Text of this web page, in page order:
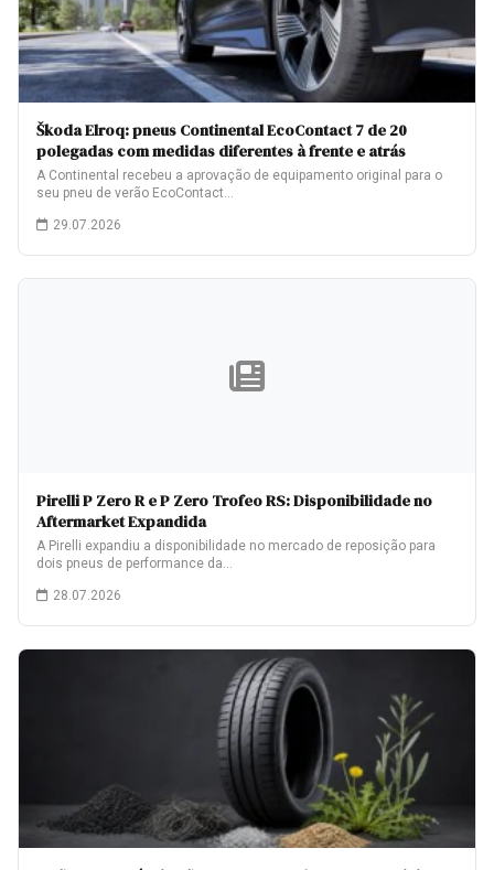
Škoda Elroq: pneus Continental EcoContact 7 de 20
polegadas com medidas diferentes à frente e atrás
A Continental recebeu a aprovação de equipamento original para o
seu pneu de verão EcoContact…
29.07.2026
Pirelli P Zero R e P Zero Trofeo RS: Disponibilidade no
Aftermarket Expandida
A Pirelli expandiu a disponibilidade no mercado de reposição para
dois pneus de performance da…
28.07.2026